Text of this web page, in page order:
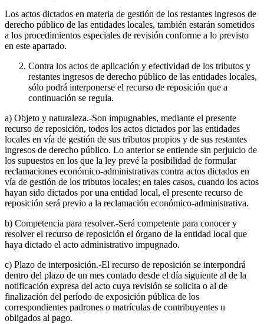
Los actos dictados en materia de gestión de los restantes ingresos de
derecho público de las entidades locales, también estarán sometidos
a los procedimientos especiales de revisión conforme a lo previsto
en este apartado.
Contra los actos de aplicación y efectividad de los tributos y
restantes ingresos de derecho público de las entidades locales,
sólo podrá interponerse el recurso de reposición que a
continuación se regula.
a) Objeto y naturaleza.-Son impugnables, mediante el presente
recurso de reposición, todos los actos dictados por las entidades
locales en vía de gestión de sus tributos propios y de sus restantes
ingresos de derecho público. Lo anterior se entiende sin perjuicio de
los supuestos en los que la ley prevé la posibilidad de formular
reclamaciones económico-administrativas contra actos dictados en
vía de gestión de los tributos locales; en tales casos, cuando los actos
hayan sido dictados por una entidad local, el presente recurso de
reposición será previo a la reclamación económico-administrativa.
b) Competencia para resolver.-Será competente para conocer y
resolver el recurso de reposición el órgano de la entidad local que
haya dictado el acto administrativo impugnado.
c) Plazo de interposición.-El recurso de reposición se interpondrá
dentro del plazo de un mes contado desde el día siguiente al de la
notificación expresa del acto cuya revisión se solicita o al de
finalización del período de exposición pública de los
correspondientes padrones o matrículas de contribuyentes u
obligados al pago.